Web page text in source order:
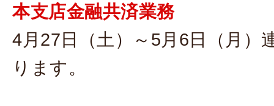
本支店金融共済業務
4月27日（土）～5月6日（月）
ります。